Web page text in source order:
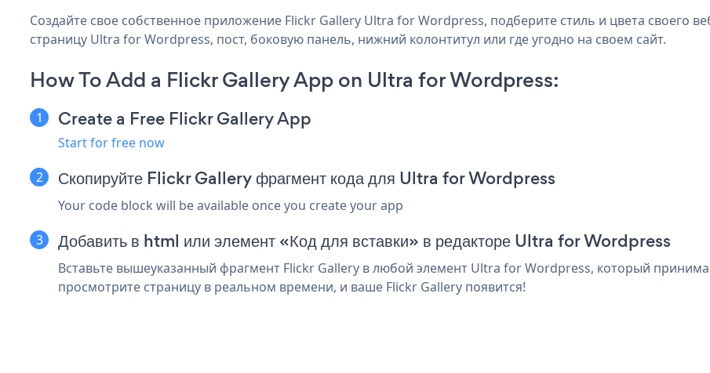
Создайте свое собственное приложение Flickr Gallery Ultra for Wordpress, подберите стиль и цвета своего
страницу Ultra for Wordpress, пост, боковую панель, нижний колонтитул или где угодно на своем сайт.
How To Add a Flickr Gallery App on Ultra for Wordpress:
Create a Free Flickr Gallery App
Start for free now
Скопируйте Flickr Gallery фрагмент кода для Ultra for Wordpress
Your code block will be available once you create your app
Добавить в html или элемент «Код для вставки» в редакторе Ultra for Wordpress
Вставьте вышеуказанный фрагмент Flickr Gallery в любой элемент Ultra for Wordpress, который
просмотрите страницу в реальном времени, и ваше Flickr Gallery появится!